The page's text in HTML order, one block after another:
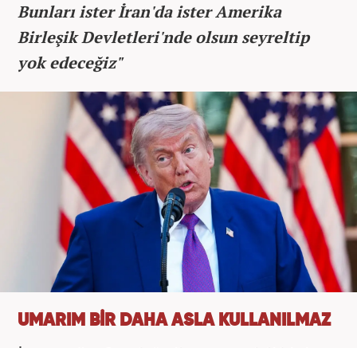
Bunları ister İran'da ister Amerika
Birleşik Devletleri'nde olsun seyreltip
yok edeceğiz"
UMARIM BİR DAHA ASLA KULLANILMAZ